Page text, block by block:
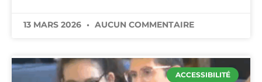
13 MARS 2026 AUCUN COMMENTAIRE
ACCESSIBILITÉ